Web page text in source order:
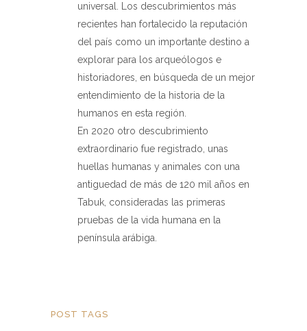
universal. Los descubrimientos más
recientes han fortalecido la reputación
del país como un importante destino a
explorar para los arqueólogos e
historiadores, en búsqueda de un mejor
entendimiento de la historia de la
humanos en esta región.
En 2020 otro descubrimiento
extraordinario fue registrado, unas
huellas humanas y animales con una
antiguedad de más de 120 mil años en
Tabuk, consideradas las primeras
pruebas de la vida humana en la
península arábiga.
POST TAGS